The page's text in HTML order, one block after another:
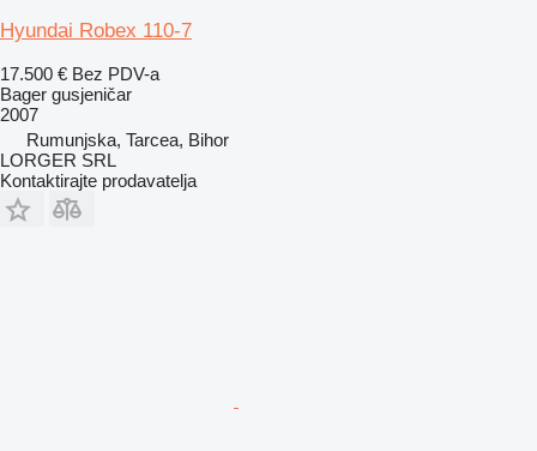
Hyundai Robex 110-7
17.500 € Bez PDV-a
Bager gusjeničar
2007
Rumunjska, Tarcea, Bihor
LORGER SRL
Kontaktirajte prodavatelja